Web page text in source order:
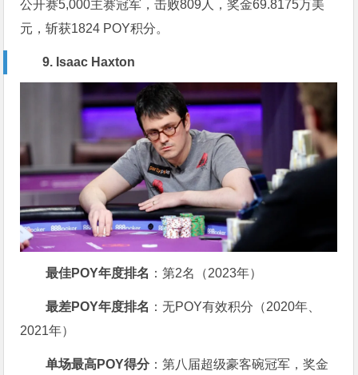
公开赛5,000主赛冠军，击败809人，奖金69.8175万美
元，斩获1824 POY积分。
9. Isaac Haxton
最佳POY年度排名 ：第2名（2023年）
最差POY年度排名 ：无POY有效积分（2020年、
2021年）
单场最高POY得分：第八届超级豪客碗冠军，奖金